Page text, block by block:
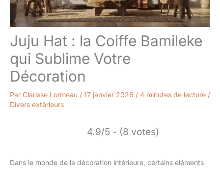
Juju Hat : la Coiffe Bamileke
qui Sublime Votre
Décoration
Par Clarisse Lormeau / 17 janvier 2026 / 4 minutes de lecture /
Divers extérieurs
4.9/5 - (8 votes)
Dans le monde de la décoration intérieure, certains éléments